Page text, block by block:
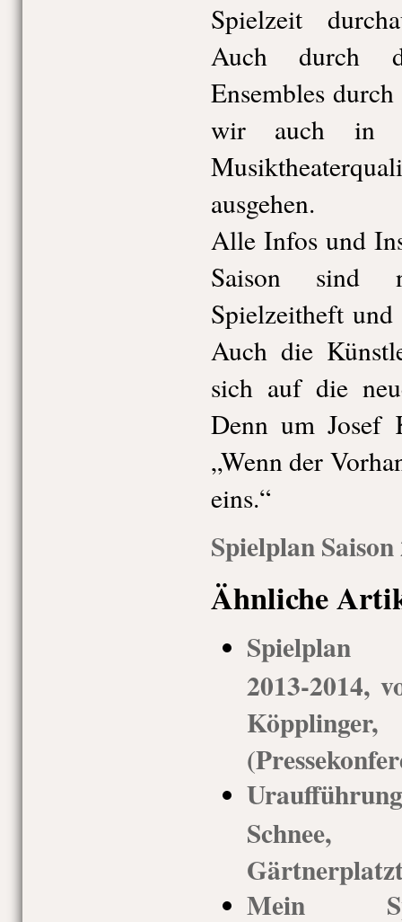
Spielzeit
Auch durch
Ensembles
wir auch in
ausgehen.
Alle Infos und
Saison sind
Spielzeitheft und
Auch die
sich auf die
Denn um Josef
„Wenn der
eins.“
Spielplan
Ähnliche
Spielplan
2013-2014,
Mein